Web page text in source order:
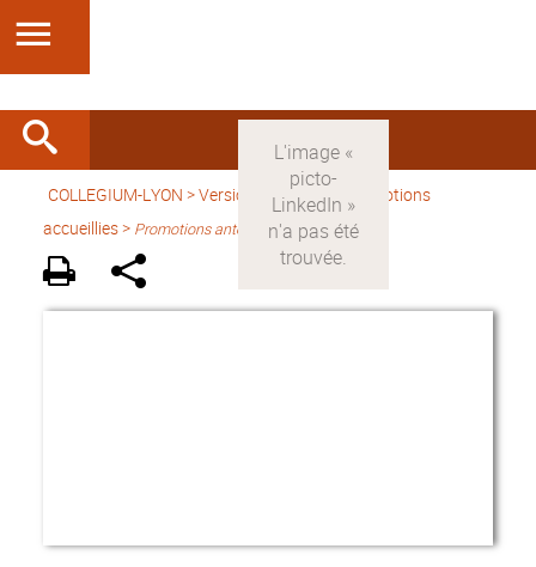
COLLEGIUM-LYON >Version française> Promotions
accueillies > Promotions antérieures